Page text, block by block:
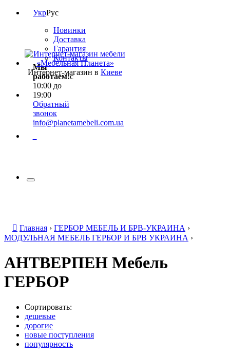
УкрРус
Новинки
Доставка
Гарантия
Контакты
Мы
работаем:с
10:00 до
19:00
Обратный
звонок
info@planetamebeli.com.ua
Интернет-магазин в Киеве
Главная › ГЕРБОР МЕБЕЛЬ И БРВ-УКРАИНА ›
МОДУЛЬНАЯ МЕБЕЛЬ ГЕРБОР И БРВ УКРАИНА ›
АНТВЕРПЕН Мебель
ГЕРБОР
Сортировать:
дешевые
дорогие
новые поступления
популярность